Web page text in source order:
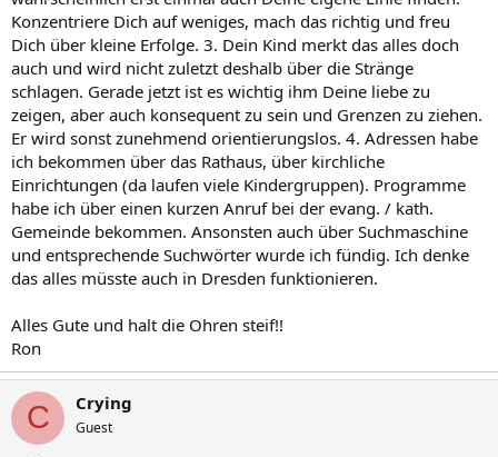
Konzentriere Dich auf weniges, mach das richtig und freu
Dich über kleine Erfolge. 3. Dein Kind merkt das alles doch
auch und wird nicht zuletzt deshalb über die Stränge
schlagen. Gerade jetzt ist es wichtig ihm Deine liebe zu
zeigen, aber auch konsequent zu sein und Grenzen zu ziehen.
Er wird sonst zunehmend orientierungslos. 4. Adressen habe
ich bekommen über das Rathaus, über kirchliche
Einrichtungen (da laufen viele Kindergruppen). Programme
habe ich über einen kurzen Anruf bei der evang. / kath.
Gemeinde bekommen. Ansonsten auch über Suchmaschine
und entsprechende Suchwörter wurde ich fündig. Ich denke
das alles müsste auch in Dresden funktionieren.
Alles Gute und halt die Ohren steif!!
Ron
C Crying
Guest